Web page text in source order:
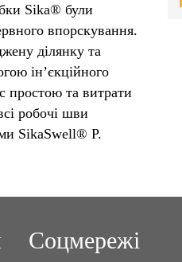
Sika® були
впорскування.
ділянку та
ін’єкційного
простою та витрати
робочі шви
SikaSwell® P.
Соцмережі